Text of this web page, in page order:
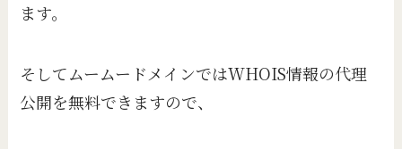
ます。
そしてムームードメインではWHOIS情報の代理
公開を無料できますので、